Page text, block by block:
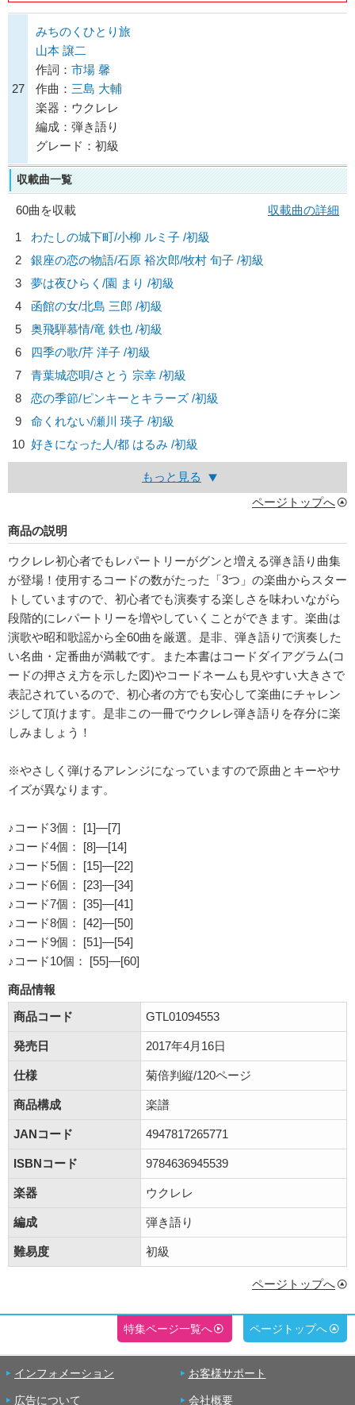
27
みちのくひとり旅
山本 譲二
作詞： 市場 馨
作曲： 三島 大輔
楽器：ウクレレ
編成：弾き語り
グレード：初級
収載曲一覧
60曲を収載
収載曲の詳細
1
わたしの城下町/小柳 ルミ子 /初級
2
銀座の恋の物語/石原 裕次郎/牧村 旬子 /初級
3
夢は夜ひらく/園 まり /初級
4
函館の女/北島 三郎 /初級
5
奥飛騨慕情/竜 鉄也 /初級
6
四季の歌/芹 洋子 /初級
7
青葉城恋唄/さとう 宗幸 /初級
8
恋の季節/ピンキーとキラーズ /初級
9
命くれない/瀬川 瑛子 /初級
10 好きになった人/都 はるみ /初級
もっと見る
ページトップへ
商品の説明
ウクレレ初心者でもレパートリーがグンと増える弾き語り曲集
が登場！使用するコードの数がたった「3つ」の楽曲からスター
トしていますので、初心者でも演奏する楽しさを味わいながら
段階的にレパートリーを増やしていくことができます。楽曲は
演歌や昭和歌謡から全60曲を厳選。是非、弾き語りで演奏した
い名曲・定番曲が満載です。また本書はコードダイアグラム(コ
ードの押さえ方を示した図)やコードネームも見やすい大きさで
表記されているので、初心者の方でも安心して楽曲にチャレン
ジして頂けます。是非この一冊でウクレレ弾き語りを存分に楽
しみましょう！
※やさしく弾けるアレンジになっていますので原曲とキーやサ
イズが異なります。
♪コード3個： [1]―[7]
♪コード4個： [8]―[14]
♪コード5個： [15]―[22]
♪コード6個： [23]―[34]
♪コード7個： [35]―[41]
♪コード8個： [42]―[50]
♪コード9個： [51]―[54]
♪コード10個： [55]―[60]
商品情報
商品コード
GTL01094553
発売日 2017年4月16日
仕様 菊倍判縦/120ページ
商品構成 楽譜
JANコード 4947817265771
ISBNコード 9784636945539
楽器 ウクレレ
編成 弾き語り
難易度 初級
ページトップへ
特集ページ一覧へ ページトップへ
インフォメーション お客様サポート
広告について 会社概要